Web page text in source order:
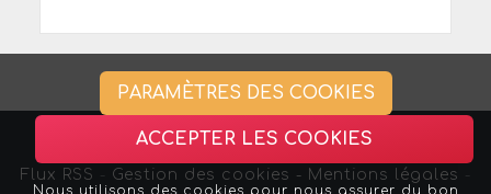
Flux RSS Gestion des cookies - Mentions légales
PARAMÈTRES DES COOKIES
ACCEPTER LES COOKIES
Nous utilisons des cookies pour nous assurer du bon